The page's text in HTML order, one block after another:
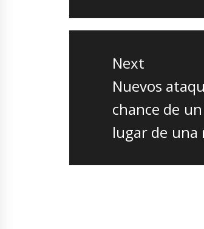
Next
Next
post:
Nuevos
chance de
lugar de una